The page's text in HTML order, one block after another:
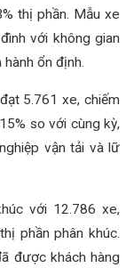
thị phần. Mẫu xe
với không gian
ổn định.
5.761 xe, chiếm
so với cùng kỳ,
vận tải và lữ
với 12.786 xe,
phần phân khúc.
được khách hàng